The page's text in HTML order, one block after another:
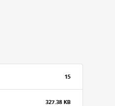
15
327.38 KB